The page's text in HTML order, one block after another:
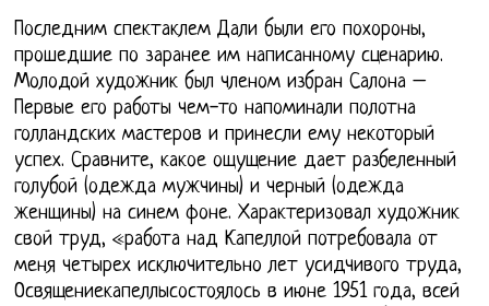
Последним спектаклем Дали были его похороны,
прошедшие по заранее им написанному сценарию.
Молодой художник был членом избран Салона –
Первые его работы чем-то напоминали полотна
голландских мастеров и принесли ему некоторый
успех. Сравните, какое ощущение дает разбеленный
голубой (одежда мужчины) и черный (одежда
женщины) на синем фоне. Характеризовал художник
свой труд, «работа над Капеллой потребовала от
меня четырех исключительно лет усидчивого труда,
Освящениекапеллысостоялось в июне 1951 года, всей